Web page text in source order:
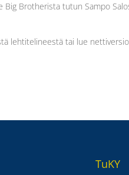
Brotherista tutun Sampo
lehtitelineestä tai lue
TuKY